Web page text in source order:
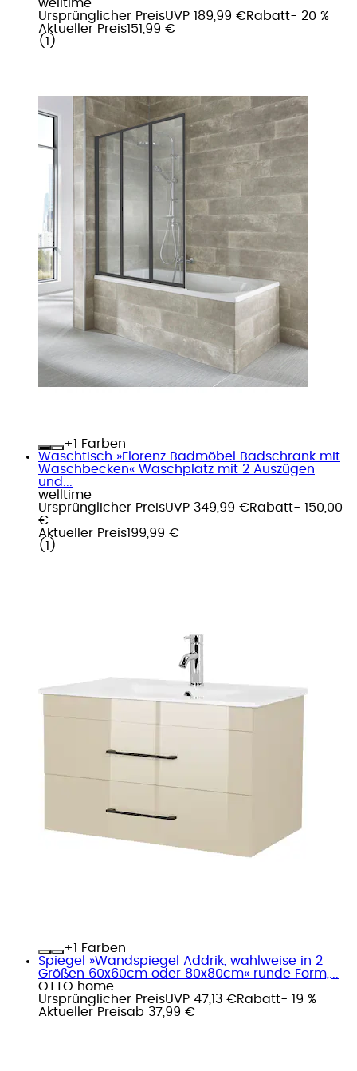
welltime
Ursprünglicher PreisUVP 189,99 €Rabatt- 20 %
Aktueller Preis151,99 €
( 1 )
+
Farben
Waschtisch »Florenz Badmöbel Badschrank mit
Waschbecken« Waschplatz mit 2 Auszügen
und...
welltime
Ursprünglicher PreisUVP 349,99 €Rabatt- 150,00
€
Aktueller Preis199,99 €
( 1 )
+
Farben
Spiegel »Wandspiegel Addrik, wahlweise in 2
Größen 60x60cm oder 80x80cm« runde Form,...
OTTO home
Ursprünglicher PreisUVP 47,13 €Rabatt- 19 %
Aktueller Preisab 37,99 €